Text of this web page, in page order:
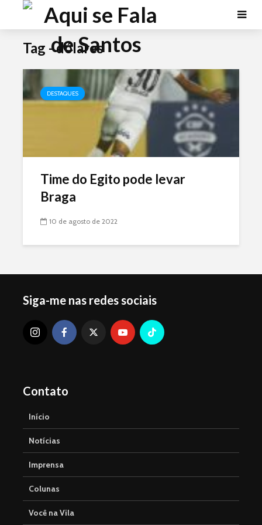
Tag - dólares
DESTAQUES
Time do Egito pode levar
Braga
10 de agosto de 2022
Siga-me nas redes sociais
Contato
Início
Notícias
Imprensa
Colunas
Você na Vila